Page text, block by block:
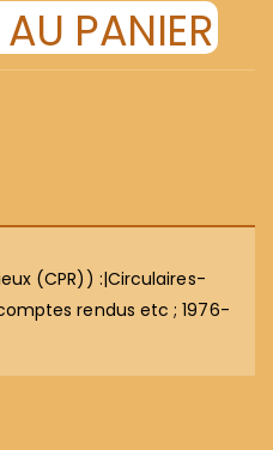
PANIER
(CPR)) :|Circulaires-
rendus etc ; 1976-